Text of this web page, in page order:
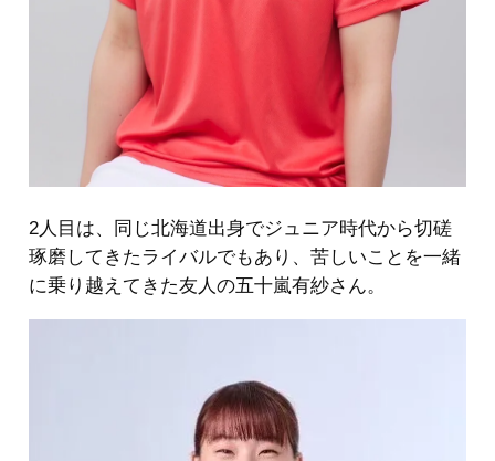
2人目は、同じ北海道出身でジュニア時代から切磋
琢磨してきたライバルでもあり、苦しいことを一緒
に乗り越えてきた友人の五十嵐有紗さん。